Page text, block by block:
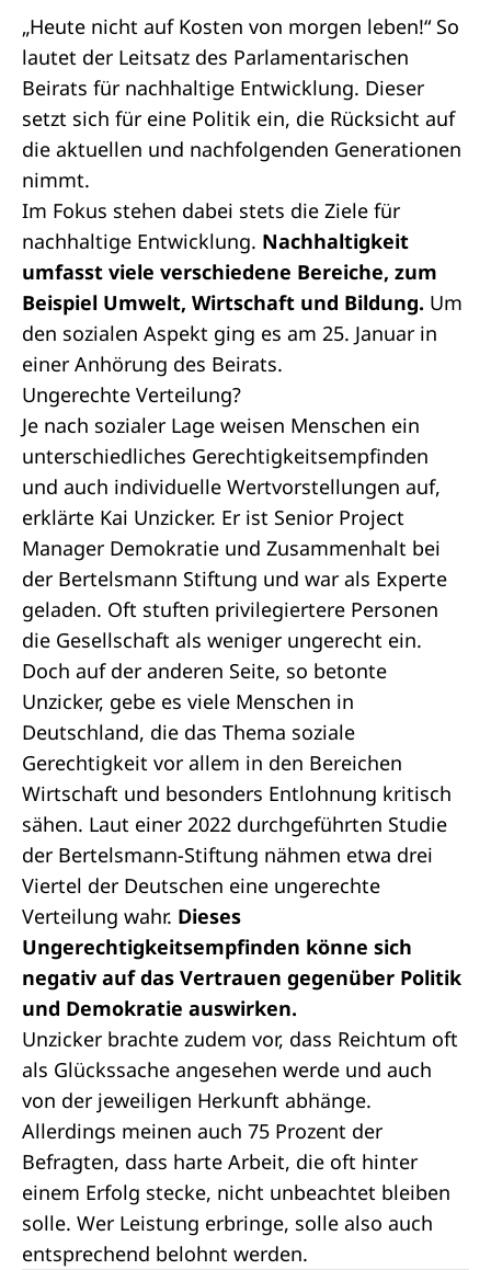
„Heute nicht auf Kosten von morgen leben!“ So
lautet der Leitsatz des Parlamentarischen
Beirats für nachhaltige Entwicklung. Dieser
setzt sich für eine Politik ein, die Rücksicht auf
die aktuellen und nachfolgenden Generationen
nimmt.
Im Fokus stehen dabei stets die Ziele für
nachhaltige Entwicklung. Nachhaltigkeit
umfasst viele verschiedene Bereiche, zum
Beispiel Umwelt, Wirtschaft und Bildung. Um
den sozialen Aspekt ging es am 25. Januar in
einer Anhörung des Beirats.
Ungerechte Verteilung?
Je nach sozialer Lage weisen Menschen ein
unterschiedliches Gerechtigkeitsempfinden
und auch individuelle Wertvorstellungen auf,
erklärte Kai Unzicker. Er ist Senior Project
Manager Demokratie und Zusammenhalt bei
der Bertelsmann Stiftung und war als Experte
geladen. Oft stuften privilegiertere Personen
die Gesellschaft als weniger ungerecht ein.
Doch auf der anderen Seite, so betonte
Unzicker, gebe es viele Menschen in
Deutschland, die das Thema soziale
Gerechtigkeit vor allem in den Bereichen
Wirtschaft und besonders Entlohnung kritisch
sähen. Laut einer 2022 durchgeführten Studie
der Bertelsmann-Stiftung nähmen etwa drei
Viertel der Deutschen eine ungerechte
Verteilung wahr. Dieses
Ungerechtigkeitsempfinden könne sich
negativ auf das Vertrauen gegenüber Politik
und Demokratie auswirken.
Unzicker brachte zudem vor, dass Reichtum oft
als Glückssache angesehen werde und auch
von der jeweiligen Herkunft abhänge.
Allerdings meinen auch 75 Prozent der
Befragten, dass harte Arbeit, die oft hinter
einem Erfolg stecke, nicht unbeachtet bleiben
solle. Wer Leistung erbringe, solle also auch
entsprechend belohnt werden.